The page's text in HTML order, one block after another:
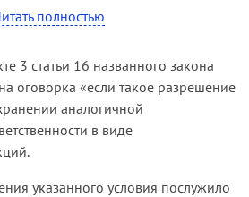
исполнительным органом
власти Санкт-Петербурга, если
или наложение
штрафа на граждан в
тысяч до пяти тысяч рублей; на
— от десяти тысяч до двадцати
юридических лиц — от
ста тысяч рублей».
полностью
3 статьи 16 названного закона
оговорка «если такое разрешение
аналогичной
в виде
указанного условия послужило